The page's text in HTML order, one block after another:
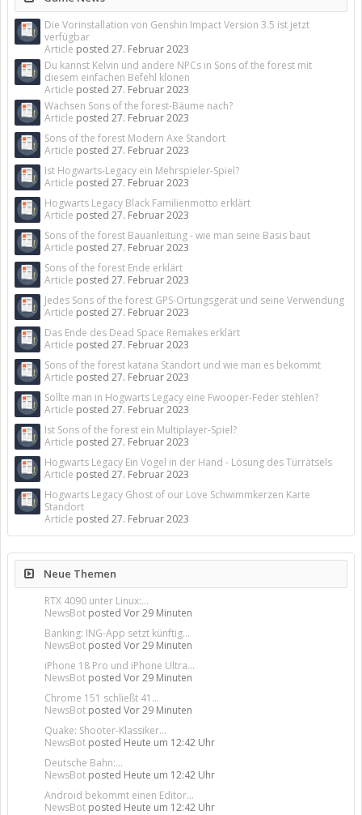
Die Vorinstallation von Genshin Impact Version 3.5 ist jetzt
verfügbar
Article posted 27. Februar 2023
Du kannst Kelvin und andere NPCs in Sons of the forest mit
diesem einfachen Befehl klonen
Article posted 27. Februar 2023
Wachsen Sons of the forest-Bäume nach?
Article posted 27. Februar 2023
Sons of the forest Modern Axe Standort
Article posted 27. Februar 2023
Ist Hogwarts-Legacy ein Mehrspieler-Spiel?
Article posted 27. Februar 2023
Hogwarts Legacy Black Familienmotto erklärt
Article posted 27. Februar 2023
Sons of the forest Bauanleitung - wie man seine Basis baut
Article posted 27. Februar 2023
Sons of the forest Ende erklärt
Article posted 27. Februar 2023
Jedes Sons of the forest GPS-Ortungsgerät und seine Verwendung
Article posted 27. Februar 2023
Das Ende des Dead Space Remakes erklärt
Article posted 27. Februar 2023
Sons of the forest katana Standort und wie man es bekommt
Article posted 27. Februar 2023
Sollte man in Hogwarts Legacy eine Fwooper-Feder stehlen?
Article posted 27. Februar 2023
Ist Sons of the forest ein Multiplayer-Spiel?
Article posted 27. Februar 2023
Hogwarts Legacy Ein Vogel in der Hand - Lösung des Türrätsels
Article posted 27. Februar 2023
Hogwarts Legacy Ghost of our Love Schwimmkerzen Karte
Standort
Article posted 27. Februar 2023
Neue Themen
RTX 4090 unter Linux:...
NewsBot posted Vor 29 Minuten
Banking: ING-App setzt künftig...
NewsBot posted Vor 29 Minuten
iPhone 18 Pro und iPhone Ultra...
NewsBot posted Vor 29 Minuten
Chrome 151 schließt 41...
NewsBot posted Vor 29 Minuten
Quake: Shooter-Klassiker...
NewsBot posted Heute um 12:42 Uhr
Deutsche Bahn:...
NewsBot posted Heute um 12:42 Uhr
Android bekommt einen Editor...
NewsBot posted Heute um 12:42 Uhr